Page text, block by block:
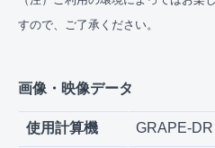
すので、ご了承ください。
画像・映像データ
使用計算機 GRAPE-DR